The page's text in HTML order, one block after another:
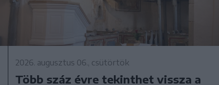
2026. augusztus 06., csütörtök
Több száz évre tekinthet vissza a